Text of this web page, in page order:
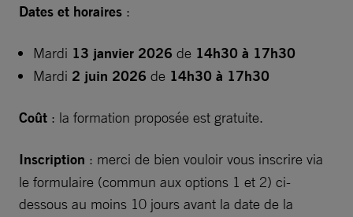
Dates et horaires :
Mardi 13 janvier 2026 de 14h30 à 17h30
Mardi 2 juin 2026 de 14h30 à 17h30
Coût : la formation proposée est gratuite.
Inscription : merci de bien vouloir vous inscrire via
le formulaire (commun aux options 1 et 2) ci-
dessous au moins 10 jours avant la date de la